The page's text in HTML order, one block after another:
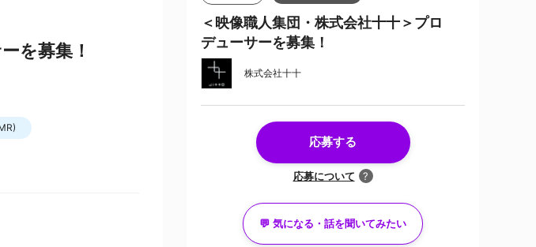
を募集！
＜映像職人集団・株式会社十十＞プロ
デューサーを募集！
株式会社十十
応募する
応募について ?
💬 気になる・話を聞いてみたい